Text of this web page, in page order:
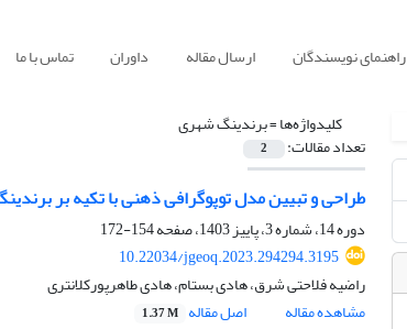
راهنمای نویسندگان ارسال مقاله داوران تماس با ما
کلیدواژه‌ها =برندینگ شهری
تعداد مقالات: 2
طراحی و تبیین مدل توپوگرافی ذهنی با تکیه بر
دوره 14، شماره 3، پاییز 1403، صفحه
154-172
10.22034/jgeoq.2023.294294.3195
راضیه فلاحتی شرق، هادی بستام، هادی طاهرپورکلانتری
مشاهده مقاله
اصل مقاله 1.37 M